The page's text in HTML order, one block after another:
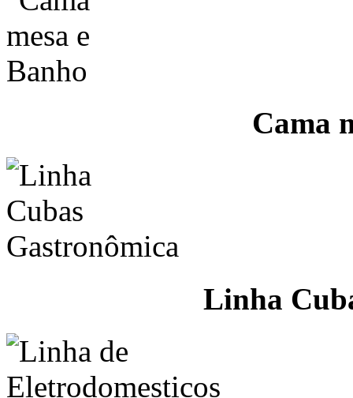
Cama
Linha